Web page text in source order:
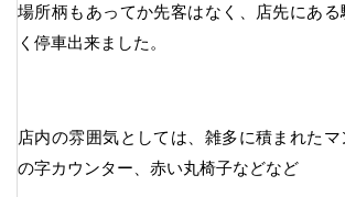
場所柄もあってか先客はなく、店先にあ
く停車出来ました。
店内の雰囲気としては、雑多に積まれたマ
の字カウンター、赤い丸椅子などなど